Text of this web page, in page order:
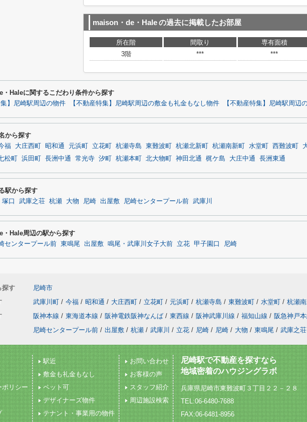
maison・de・Haleの過去に掲載したお部屋
所在階 間取り 専有面積
3階
*** ***
Haleに関するこだわり条件から探す
集】尼崎駅周辺の物件 【不動産特集】尼崎駅周辺の敷金も礼金もなし物件 【不動産特集】尼崎駅周辺
から探す
福 大庄西町 昭和通 元浜町 立花町 杭瀬寺島 東難波町 杭瀬北新町 杭瀬南新町 水堂町 西難波町
松町 浜田町 長洲中通 常光寺 汐町 杭瀬本町 北大物町 神田北通 梶ケ島 大庄中通 長洲東通
駅から探す
塚口 武庫之荘 杭瀬 大物 尼崎 出屋敷 尼崎センタープール前 武庫川
Hale周辺の駅から探す
センタープール前 東鳴尾 出屋敷 鳴尾・武庫川女子大前 立花 甲子園口 尼崎
探す
尼崎市
武庫川町 / 今福 / 昭和通 / 大庄西町 / 立花町 / 元浜町 / 杭瀬寺島 / 東難波町 / 水堂町 / 杭瀬
阪神本線 / 東海道本線 / 阪神電鉄阪神なんば / 東西線 / 阪神武庫川線 / 福知山線 / 阪急神戸
尼崎センタープール前 / 出屋敷 / 杭瀬 / 武庫川 / 立花 / 尼崎 / 尼崎 / 大物 / 東鳴尾 / 武庫之荘
ポリシー
駅近
敷金も礼金もなし
ペット可
デザイナーズ物件
テナント・事業用の物件
お問い合わせ
お客様の声
スタッフ紹介
周辺施設検索
尼崎駅で不動産を探すなら
地域密着のハウジングラボ
兵庫県尼崎市東難波町３丁目２２－２８
TEL:06-6480-7688
FAX:06-6481-8956